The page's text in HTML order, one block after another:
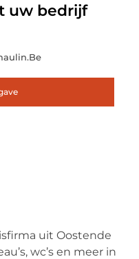
uw bedrijf
uit Oostende
wc’s en meer in